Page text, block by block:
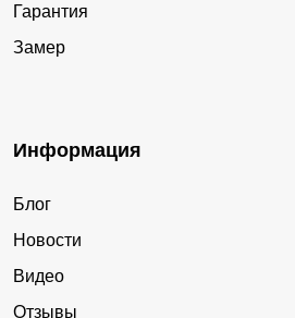
Гарантия
Замер
Информация
Блог
Новости
Видео
Отзывы